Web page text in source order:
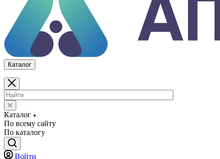
Каталог
По всему сайту
По каталогу
Войти
Сравнение
Избранное
0